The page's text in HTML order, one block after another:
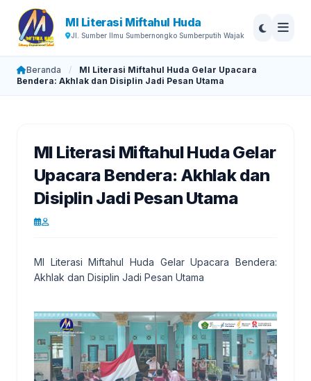
MI Literasi Miftahul Huda
Jl. Sumber Ilmu Sumbernongko Sumberputih Wajak
Beranda /
MI Literasi Miftahul Huda Gelar Upacara
Bendera: Akhlak dan Disiplin Jadi Pesan Utama
MI Literasi Miftahul Huda Gelar
Upacara Bendera: Akhlak dan
Disiplin Jadi Pesan Utama
MI Literasi Miftahul Huda Gelar Upacara Bendera:
Akhlak dan Disiplin Jadi Pesan Utama